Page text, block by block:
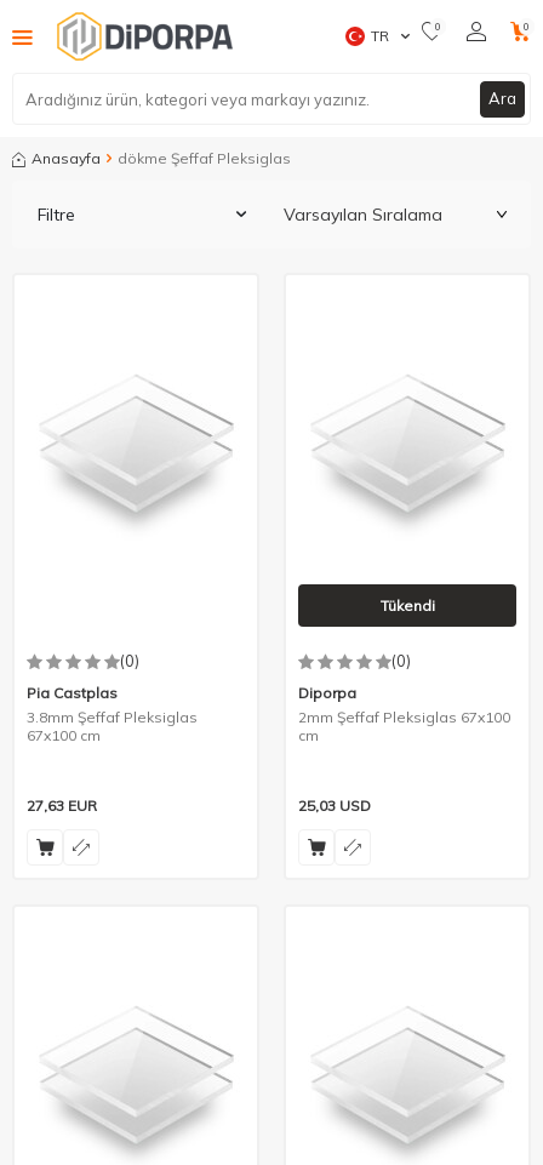
Ara
TR 0 0
Anasayfa dökme Şeffaf Pleksiglas
Filtre
(0)
Pia Castplas
3.8mm Şeffaf Pleksiglas
67x100 cm
27,63 EUR
Tükendi
(0)
Diporpa
2mm Şeffaf Pleksiglas 67x100
cm
25,03 USD